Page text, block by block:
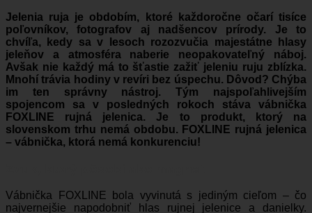
Jelenia ruja je obdobím, ktoré každoročne očarí tisíce
poľovníkov, fotografov aj nadšencov prírody. Je to
chvíľa, kedy sa v lesoch rozozvučia majestátne hlasy
jeleňov a atmosféra naberie neopakovateľný náboj.
Avšak nie každý má to šťastie zažiť jeleniu ruju zblízka.
Mnohí trávia hodiny v revíri bez úspechu. Dôvod? Chýba
im ten správny nástroj. Tým najspoľahlivejším
spojencom sa v posledných rokoch stáva vábnička
FOXLINE rujná jelenica. Je to produkt, ktorý na
slovenskom trhu nemá obdobu. FOXLINE rujná jelenica
– vábnička, ktorá nemá konkurenciu!
Vábnička FOXLINE bola vyvinutá s jediným cieľom – čo
najvernejšie napodobniť hlas rujnej jelenice a danielky.